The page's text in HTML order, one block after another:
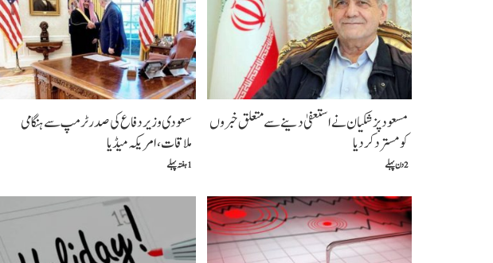
مسعود پزشکیان نے استعفیٰ دینے سے متعلق خبروں
کو مسترد کردیا
2 دن پہلے
سعودی وزیر دفاع کی صدر ٹرمپ سے ہنگامی
ملاقات،امریکہ میڈیا
1 ہفتہ پہلے